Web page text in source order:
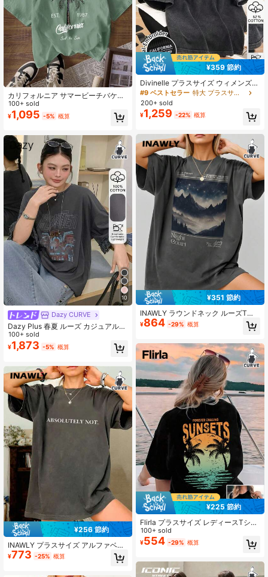
カリフォルニア サマービーチバケー
ション カジュアル ココナッツツリー
プリント ラウンドネック 半袖 Tシャ
ツ プラスサイズ
100+ sold
¥1,095 -5% 概算
10
Dazy CURVE
Dazy Plus 春夏 ルーズ カジュアル
コットン カラーブロック シアー レ
ース 半袖 レタープリントTシャツ、
女性&女の子向けのバーサタイルなプ
100+ sold
¥1,873 -5% 概算
¥256 節約
INAWLY プラスサイズ アルファベッ
トプリント ラウンドネック 半袖 カ
ジュアルTシャツ、夏向け
¥773 -25% 概算
¥359 節約
Divinelle プラスサイズ ウィメンズ
ブラック ニット アシッドウォッシュ
ビンテージ カリフォルニア 刺繍 半
袖Tシャツ、夏に最適、Y2Kバギー T
シャツ ドロップショルダー Tシャツ
#9 ベストセラー
特大 プラスサイズのTシャツ
200+ sold
¥1,259 -22% 概算
¥351 節約
INAWLY ラウンドネック ルーズTシ
ャツ レディース、ミニマリストファ
ッション カジュアル デイリー
¥864 -29% 概算
¥225 節約
Flirla プラスサイズ レディースTシャ
ツ カジュアル ビーチバケーション
用、グラフィックティー、レディー
ス夏トップス
100+ sold
¥554 -29% 概算